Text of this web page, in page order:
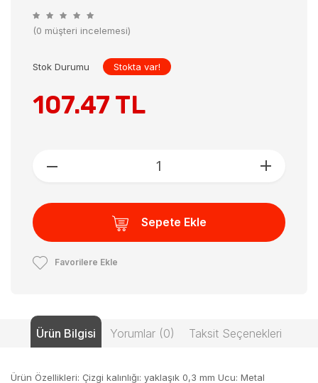
(0 müşteri incelemesi)
Stok Durumu Stokta var!
107.47 TL
Sepete Ekle
Favorilere Ekle
Ürün Bilgisi Yorumlar (0) Taksit Seçenekleri
Ürün Özellikleri: Çizgi kalınlığı: yaklaşık 0,3 mm Ucu: Metal